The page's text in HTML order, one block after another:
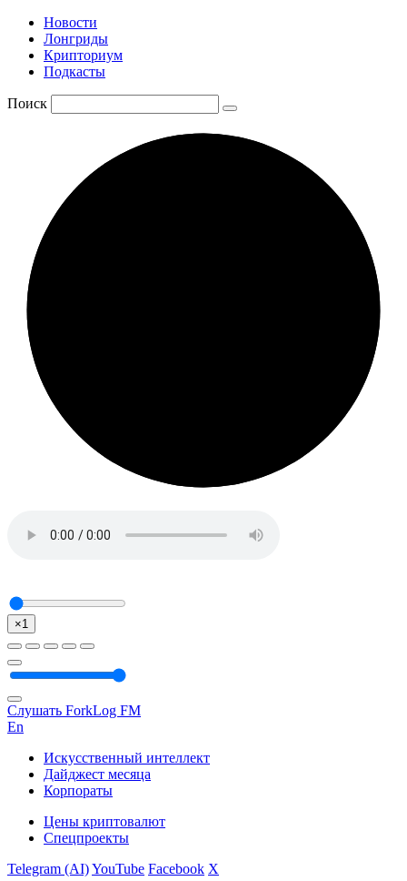
Новости
Лонгриды
Крипториум
Подкасты
Поиск
×1
Слушать ForkLog FM
En
Искусственный интеллект
Дайджест месяца
Корпораты
Цены криптовалют
Спецпроекты
Telegram (AI)YouTube Facebook X